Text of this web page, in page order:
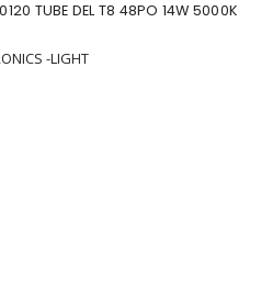
TUBE DEL T8 48PO 14W 5000K
-LIGHT